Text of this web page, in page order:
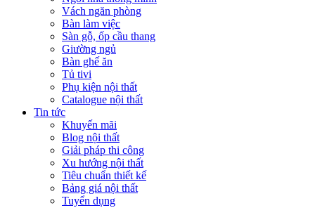
Vách ngăn phòng
Bàn làm việc
Sàn gỗ, ốp cầu thang
Giường ngủ
Bàn ghế ăn
Tủ tivi
Phụ kiện nội thất
Catalogue nội thất
Tin tức
Khuyến mãi
Blog nội thất
Giải pháp thi công
Xu hướng nội thất
Tiêu chuẩn thiết kế
Bảng giá nội thất
Tuyển dụng